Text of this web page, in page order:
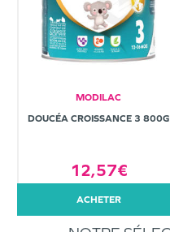
MODILAC
DOUCÉA CROISSANCE 3 800G
12,57€
ACHETER